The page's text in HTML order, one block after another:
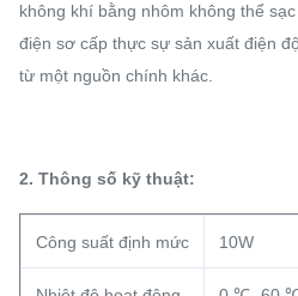
không khí bằng nhôm không thể
điện sơ cấp thực sự sản xuất điện
từ một nguồn chính khác.
2. Thông số kỹ thuật:
Công suất định mức 10W